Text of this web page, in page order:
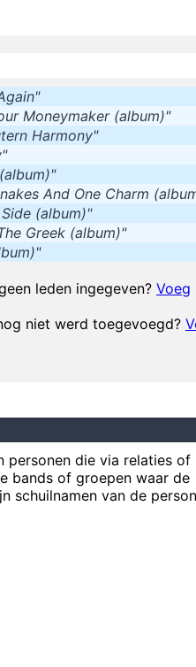
Marilyn Manson has a
water, we humans are
It was the year of the concept
the end it´s really only my own
Black Polished Chrome And
Music Is My Life,
I Have A Heart And I
Moneymaker (album)"
Harmony"
And One Charm
(album)"
Greek (album)"
leden ingegeven? Voeg
niet werd toegevoegd?
personen die via relaties of
bands of groepen waar de
schuilnamen van de